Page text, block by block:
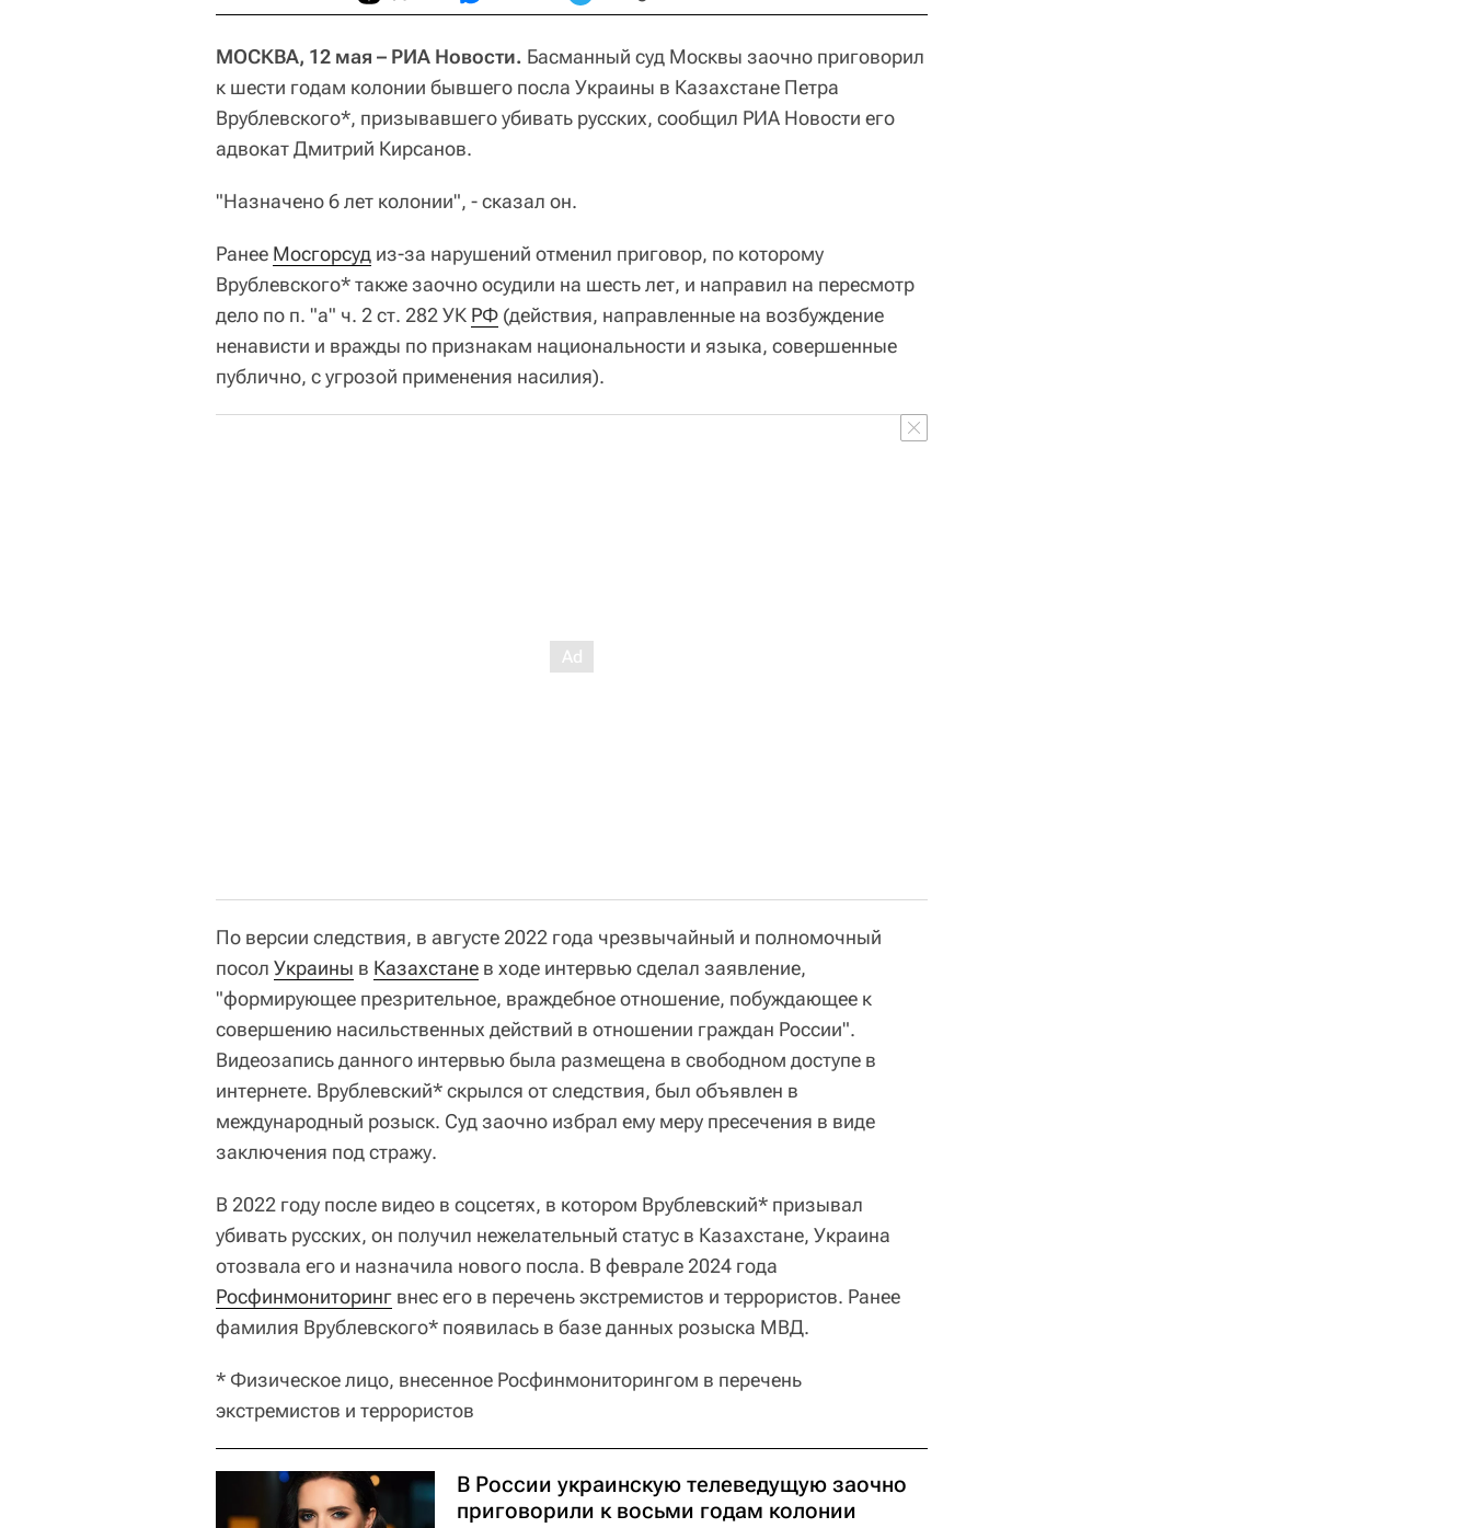
МОСКВА, 12 мая – РИА Новости. Басманный суд Москвы заочно приговорил
к шести годам колонии бывшего посла Украины в Казахстане Петра
Врублевского*, призывавшего убивать русских, сообщил РИА Новости его
адвокат Дмитрий Кирсанов.
"Назначено 6 лет колонии", - сказал он.
Ранее Мосгорсуд из-за нарушений отменил приговор, по которому
Врублевского* также заочно осудили на шесть лет, и направил на пересмотр
дело по п. "а" ч. 2 ст. 282 УК РФ (действия, направленные на возбуждение
ненависти и вражды по признакам национальности и языка, совершенные
публично, с угрозой применения насилия).
По версии следствия, в августе 2022 года чрезвычайный и полномочный
посол Украины в Казахстане в ходе интервью сделал заявление,
"формирующее презрительное, враждебное отношение, побуждающее к
совершению насильственных действий в отношении граждан России".
Видеозапись данного интервью была размещена в свободном доступе в
интернете. Врублевский* скрылся от следствия, был объявлен в
международный розыск. Суд заочно избрал ему меру пресечения в виде
заключения под стражу.
В 2022 году после видео в соцсетях, в котором Врублевский* призывал
убивать русских, он получил нежелательный статус в Казахстане, Украина
отозвала его и назначила нового посла. В феврале 2024 года
Росфинмониторинг внес его в перечень экстремистов и террористов. Ранее
фамилия Врублевского* появилась в базе данных розыска МВД.
* Физическое лицо, внесенное Росфинмониторингом в перечень
экстремистов и террористов
В России украинскую телеведущую заочно
приговорили к восьми годам колонии